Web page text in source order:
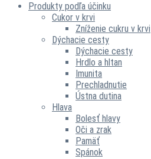
Produkty podľa účinku
Cukor v krvi
Zníženie cukru v krvi
Dýchacie cesty
Dýchacie cesty
Hrdlo a hltan
Imunita
Prechladnutie
Ústna dutina
Hlava
Bolesť hlavy
Oči a zrak
Pamäť
Spánok